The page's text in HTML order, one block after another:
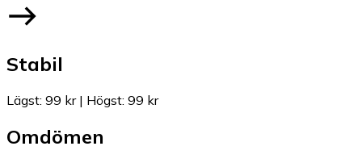
Stabil
Lägst: 99 kr| Högst: 99 kr
Omdömen